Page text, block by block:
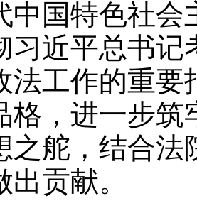
中国特色社会
习近平总书
法工作的重
格，进一步
之舵，结合法
贡献。